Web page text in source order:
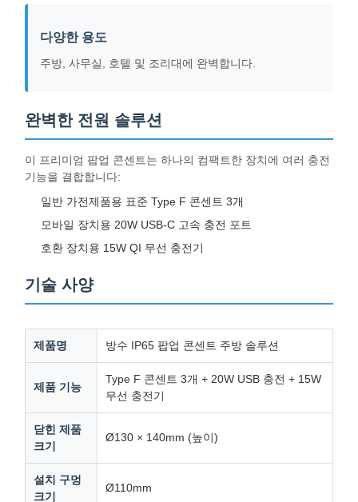
홈 제품 소개 동영상 회사 소개
공장 투어
다양한 용도
주방, 사무실, 호텔 및 조리대에 완벽합니다.
완벽한 전원 솔루션
이 프리미엄 팝업 콘센트는 하나의 컴팩트한 장치에 여러 충전
기능을 결합합니다:
일반 가전제품용 표준 Type F 콘센트 3개
모바일 장치용 20W USB-C 고속 충전 포트
호환 장치용 15W QI 무선 충전기
기술 사양
제품명 방수 IP65 팝업 콘센트 주방 솔루션
제품 기능
Type F 콘센트 3개 + 20W USB 충전 + 15W
무선 충전기
닫힌 제품
크기
Ø130 × 140mm (높이)
설치 구멍
크기
Ø110mm